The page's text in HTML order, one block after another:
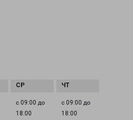
с 09:00 до
18:00
с 09:00 до
18:00